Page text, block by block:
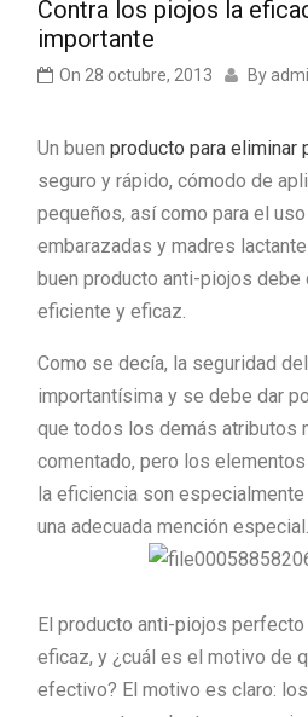
Contra los piojos la
importante
On 28 octubre, 2013 By
Un buen producto para eliminar
seguro y rápido, cómodo de
pequeños, así como para el
embarazadas y madres
buen producto anti-piojos debe
eficiente y eficaz.
Como se decía, la seguridad
importantísima y se debe dar
que todos los demás atributos
comentado, pero los
la eficiencia son
una adecuada mención especial.
El producto anti-piojos
eficaz, y ¿cuál es el motivo de
efectivo? El motivo es claro: